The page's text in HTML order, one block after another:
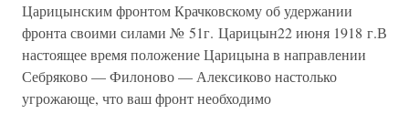
Царицынским фронтом Крачковскому об удержании
фронта своими силами № 51г. Царицын22 июня 1918 г.В
настоящее время положение Царицына в направлении
Себряково — Филоново — Алексиково настолько
угрожающе, что ваш фронт необходимо